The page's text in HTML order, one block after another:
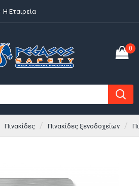
H Εταιρεία
0
Πινακίδες Πινακίδες ξενοδοχείων